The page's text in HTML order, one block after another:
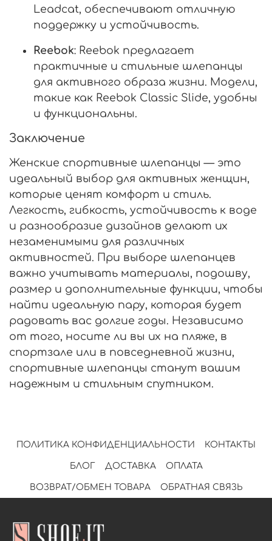
Leadcat, обеспечивают отличную
поддержку и устойчивость.
Reebok: Reebok предлагает
практичные и стильные шлепанцы
для активного образа жизни. Модели,
такие как Reebok Classic Slide, удобны
и функциональны.
Заключение
Женские спортивные шлепанцы — это
идеальный выбор для активных женщин,
которые ценят комфорт и стиль.
Легкость, гибкость, устойчивость к воде
и разнообразие дизайнов делают их
незаменимыми для различных
активностей. При выборе шлепанцев
важно учитывать материалы, подошву,
размер и дополнительные функции, чтобы
найти идеальную пару, которая будет
радовать вас долгие годы. Независимо
от того, носите ли вы их на пляже, в
спортзале или в повседневной жизни,
спортивные шлепанцы станут вашим
надежным и стильным спутником.
ПОЛИТИКА КОНФИДЕНЦИАЛЬНОСТИ КОНТАКТЫ
БЛОГ ДОСТАВКА ОПЛАТА
ВОЗВРАТ/ОБМЕН ТОВАРА ОБРАТНАЯ СВЯЗЬ